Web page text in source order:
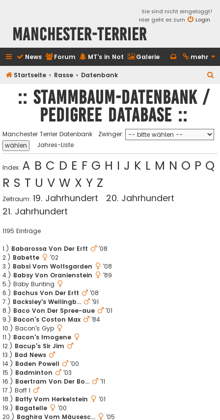
Sie sind nicht eingeloggt!
Hier geht es zum
Login
Manchester-Terrier
News Forum MT's in Not Galerie mehr
Startseite Rasse Datenbank
:: Stammbaum-Datenbank /
Pedigree database ::
Manchester Terrier Datenbank Zwinger:
Jahres-Liste
Index: A B C D E F G H I J K L M N O P Q
R S T U V W X Y Z
Zeitraum: 19. Jahrhundert
20. Jahrhundert
21. Jahrhundert
1195 Einträge
1.) Babarossa Von Der Erft
'08
2.) Babette
'02
3.) Babsi Vom Wolfsgarden
'08
4.) Babsy Von Oranienstein
'89
5.) Baby Bunting
6.) Bachus Von Der Erft
'08
7.) Backsley's Wellingb...
'91
8.) Baco Von Der Spree-aue
'01
9.) Bacon's Coston Max
'84
10.) Bacon's Gyp
11.) Bacon's Imogene
12.) Bacup's Sir Jim
13.) Bad News
14.) Baden Powell
'00
15.) Badminton
'03
16.) Baertram Von Der Bo...
'11
17.) Baff I
18.) Baffy Vom Herkelstein
'01
19.) Bagatelle
'00
20.) Baghira Vom Mäusesc...
'05